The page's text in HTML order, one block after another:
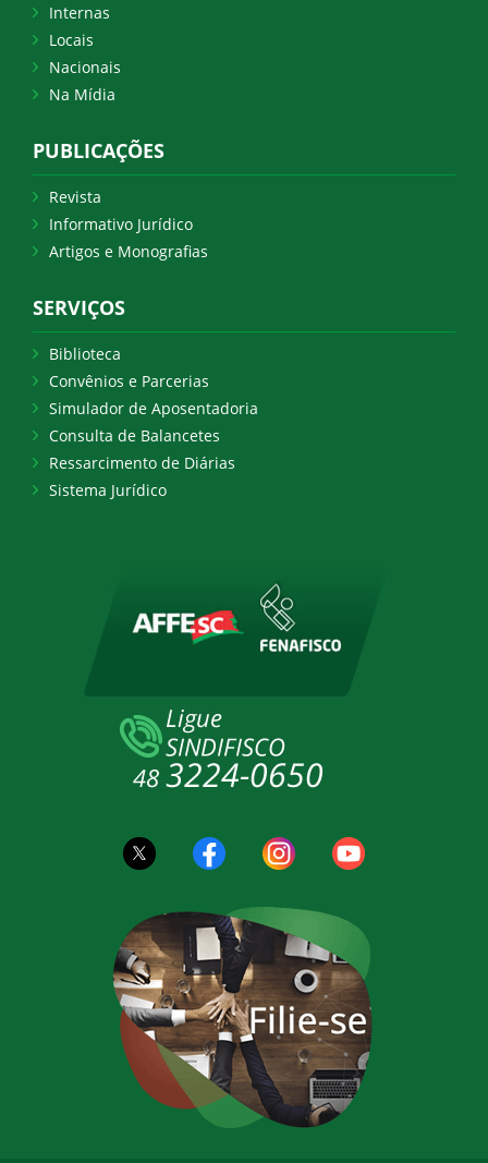
Internas
Locais
Nacionais
Na Mídia
PUBLICAÇÕES
Revista
Informativo Jurídico
Artigos e Monografias
SERVIÇOS
Biblioteca
Convênios e Parcerias
Simulador de Aposentadoria
Consulta de Balancetes
Ressarcimento de Diárias
Sistema Jurídico